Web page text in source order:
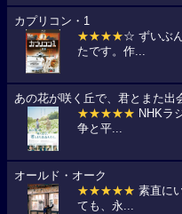
カプリコン・1
★★★★☆ ずいぶ
たです。作...
あの花が咲く丘で、君とまた出
★★★★★ NHKラ
争と平...
オールド・オーク
★★★★★ 素直に
ても、永...